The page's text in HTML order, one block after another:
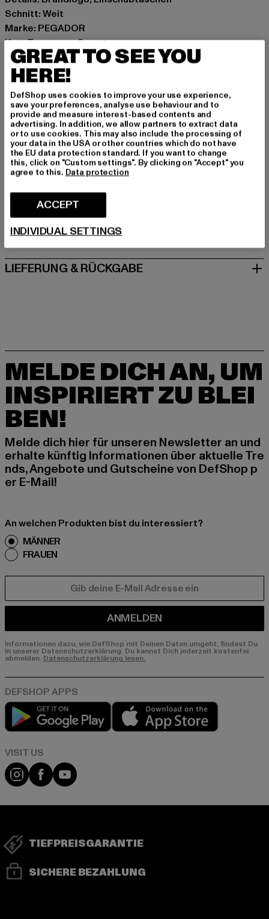
Schnitt: Weit
Marke: PEGADOR
Kat.: Trousers - Sweat
Farbe: schwarz
Hersteller Farbe: washed black white
Materialzusammensetzung: 80% Baumwolle, 20%
Polyester
Art.Nr: PGDR4785-23211
Hersteller: The Mad Agency GmbH |
info@themad.agency
Hollefeldstraße 16 | 48282 Emsdetten | DE
GRÖSSE & PASSFORM
PFLEGEHINWEISE
LIEFERUNG & RÜCKGABE
MELDE DICH AN, UM
INSPIRIERT ZU BLEI
BEN!
Melde dich hier für unseren Newsletter an und
erhalte künftig Informationen über aktuelle Tre
nds, Angebote und Gutscheine von DefShop p
er E-Mail!
An welchen Produkten bist du interessiert?
MÄNNER
FRAUEN
ANMELDEN
Informationen dazu, wie DefShop mit Deinen Daten umgeht, findest Du
in unserer Datenschutzerklärung. Du kannst Dich jederzeit kostenfei
abmelden. Datenschutzerklärung lesen.
Play market
Visit our Instagram page:
Visit our Facebook page:
Visit our YouTube channel:
TIEFPREISGARANTIE
SICHERE BEZAHLUNG
GREAT TO SEE YOU
HERE!
DefShop uses cookies to improve your use experience,
save your preferences, analyse use behaviour and to
provide and measure interest-based contents and
advertising. In addition, we allow partners to extract data
or to use cookies. This may also include the processing of
your data in the USA or other countries which do not have
the EU data protection standard. If you want to change
this, click on "Custom settings". By clicking on "Accept" you
agree to this. Data protection
ACCEPT
INDIVIDUAL SETTINGS